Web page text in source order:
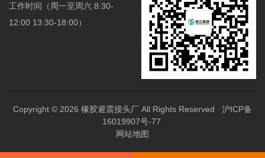
工作时间（周一至周六 8:30-
12:00 13:30-18:00）
Copyright © 2026 橡胶避震接头厂 All Rights Reserved 沪ICP备
16019907号-77
网站地图